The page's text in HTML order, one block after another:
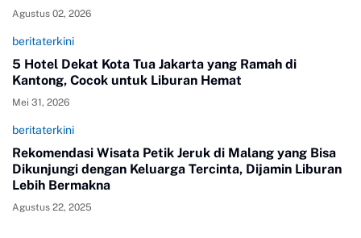
Agustus 02, 2026
beritaterkini
5 Hotel Dekat Kota Tua Jakarta yang Ramah di
Kantong, Cocok untuk Liburan Hemat
Mei 31, 2026
beritaterkini
Rekomendasi Wisata Petik Jeruk di Malang yang Bisa
Dikunjungi dengan Keluarga Tercinta, Dijamin Liburan
Lebih Bermakna
Agustus 22, 2025